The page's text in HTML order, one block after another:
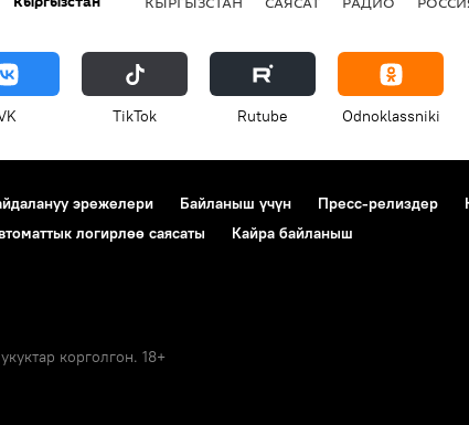
ТikТоk Rutube Odnoklassniki
эрежелери Байланыш үчүн Пресс-релиздер
логирлөө саясаты
Кайра байланыш
корголгон. 18+